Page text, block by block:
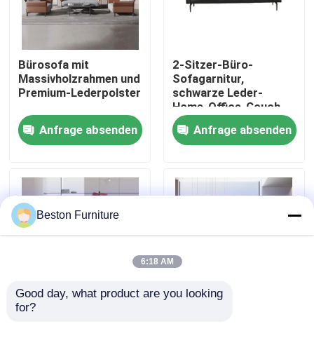
Über uns
Werksbesichtigung
Qualitätskontrolle
Nachrichten
Blog
Bürosofa mit
Massivholzrahmen und
Premium-Lederpolster
Anfrage absenden
2-Sitzer-Büro-
Sofagarnitur,
schwarze Leder-
Home-Office-Couch
Anfrage absenden
Maßgeschneidertes
Beston Furniture
6:18 AM
Good day, what product are you looking
for?